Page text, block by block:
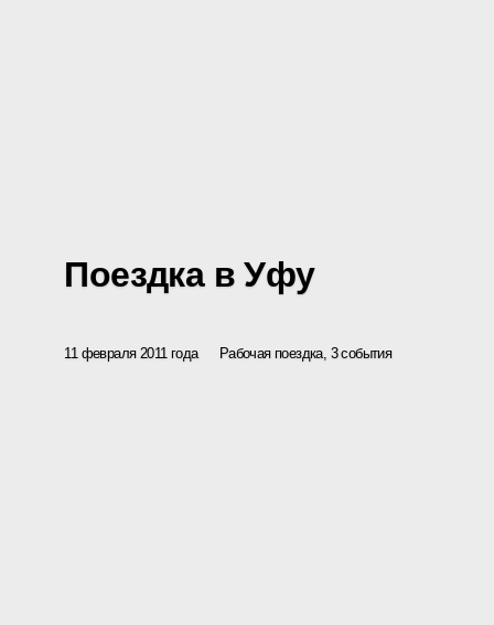
Поездка в Уфу
11 февраля 2011 года Рабочая поездка, 3 события